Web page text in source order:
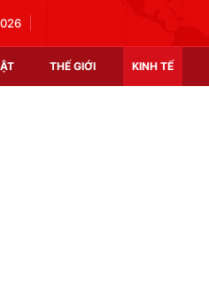
THẾ GIỚI KINH TẾ